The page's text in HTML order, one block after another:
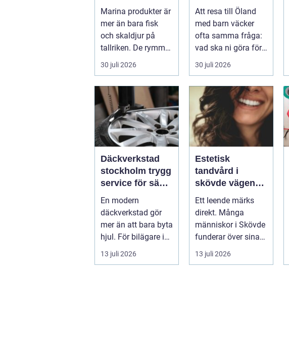
till hållbara
upplevelser
Marina produkter är
mer än bara fisk
och skaldjur på
tallriken. De rymmer
allt från mat och
hälsa ti...
30 juli 2026
för hela familjen
Att resa till Öland
med barn väcker
ofta samma fråga:
vad ska ni göra för
30 juli 2026
Däckverkstad
stockholm trygg
service för säkra
mil året runt
En modern
däckverkstad gör
mer än att bara byta
hjul. För bilägare i
Stockholm handlar
valet av däck...
13 juli 2026
Estetisk
tandvård i
skövde vägen
till ett leende du
trivs med
Ett leende märks
direkt. Många
människor i Skövde
funderar över sina
tänder, men skjuter
upp att gör...
13 juli 2026